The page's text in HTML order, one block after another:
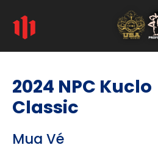
2024 NPC Kuclo
Classic
Mua Vé